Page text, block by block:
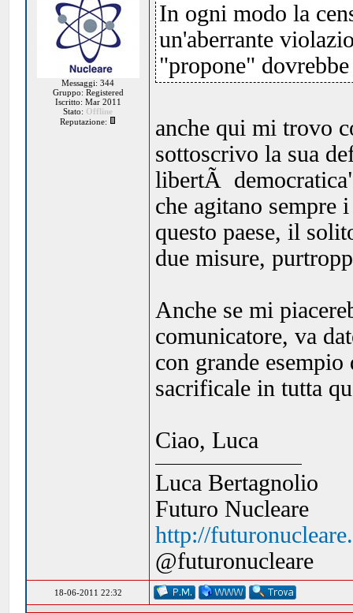
Messaggi: 344
Gruppo: Registered
Iscritto: Mar 2011
Stato: Offline
Reputazione:
In ogni modo la
un'aberrante
"propone"
anche qui mi trovo
sottoscrivo la sua
libertÃ
che agitano sempre
questo paese, il
due misure,
Anche se mi
comunicatore, va
con grande
sacrificale in tutta
Ciao, Luca
Luca Bertagnolio
Futuro Nucleare
http://
@futuronucleare
18-06-2011 22:32